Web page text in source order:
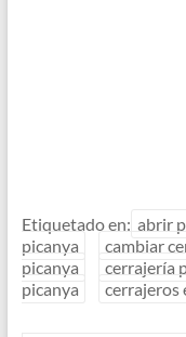
Etiquetado en: abrir
picanya
cambiar
picanya
cerrajería
picanya
cerrajeros